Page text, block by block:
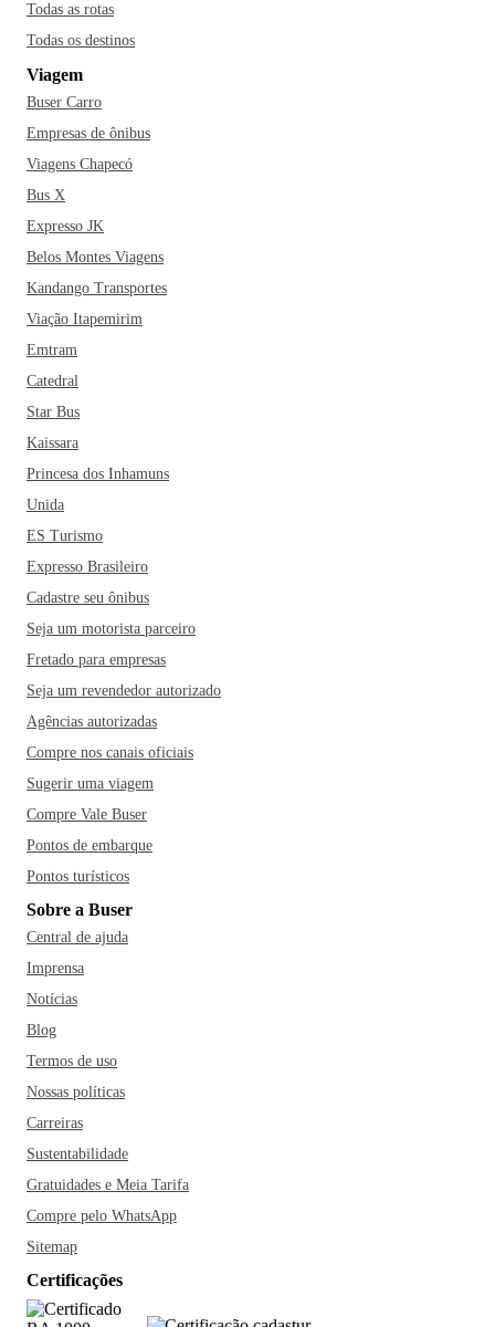
Todas as rotas
Todas os destinos
Viagem
Buser Carro
Empresas de ônibus
Viagens Chapecó
Bus X
Expresso JK
Belos Montes Viagens
Kandango Transportes
Viação Itapemirim
Emtram
Catedral
Star Bus
Kaissara
Princesa dos Inhamuns
Unida
ES Turismo
Expresso Brasileiro
Cadastre seu ônibus
Seja um motorista parceiro
Fretado para empresas
Seja um revendedor autorizado
Agências autorizadas
Compre nos canais oficiais
Sugerir uma viagem
Compre Vale Buser
Pontos de embarque
Pontos turísticos
Sobre a Buser
Central de ajuda
Imprensa
Notícias
Blog
Termos de uso
Nossas políticas
Carreiras
Sustentabilidade
Gratuidades e Meia Tarifa
Compre pelo WhatsApp
Sitemap
Certificações